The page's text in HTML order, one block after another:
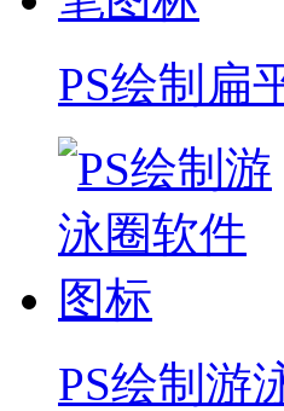
PS绘制扁
PS绘制游